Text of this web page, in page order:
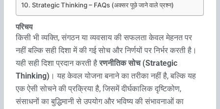
Strategic Thinking – FAQs (अक्सर पूछे जाने वाले प्रश्न)
परिचय
किसी भी व्यक्ति, संगठन या व्यवसाय की सफलता केवल मेहनत पर
नहीं बल्कि सही दिशा में की गई सोच और निर्णयों पर निर्भर करती है।
यही सही दिशा प्रदान करती हैरणनीतिक सोच (Strategic
Thinking) । यह केवल योजना बनाने का तरीका नहीं है, बल्कि यह
एक ऐसी सोचने की प्रक्रिया है, जिसमें दीर्घकालिक दृष्टिकोण,
संसाधनों का बुद्धिमानी से उपयोग और भविष्य की संभावनाओं का